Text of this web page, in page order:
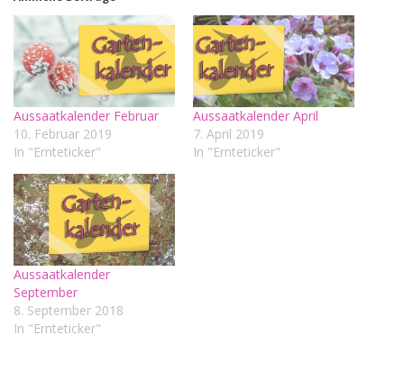
Aussaatkalender Februar
10. Februar 2019
In "Ernteticker"
Aussaatkalender April
7. April 2019
In "Ernteticker"
Aussaatkalender
September
8. September 2018
In "Ernteticker"